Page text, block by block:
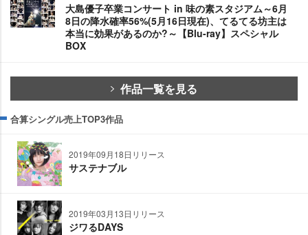
大島優子卒業コンサート in 味の素スタジアム～6月
8日の降水確率56%(5月16日現在)、てるてる坊主は
本当に効果があるのか?～【Blu-ray】スペシャル
BOX
作品一覧を見る
合算シングル売上TOP3作品
2019年09月18日リリース
サステナブル
2019年03月13日リリース
ジワるDAYS